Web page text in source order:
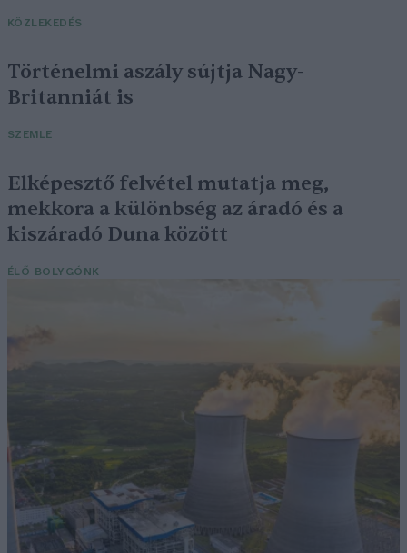
KÖZLEKEDÉS
Történelmi aszály sújtja Nagy-
Britanniát is
SZEMLE
Elképesztő felvétel mutatja meg,
mekkora a különbség az áradó és a
kiszáradó Duna között
ÉLŐ BOLYGÓNK